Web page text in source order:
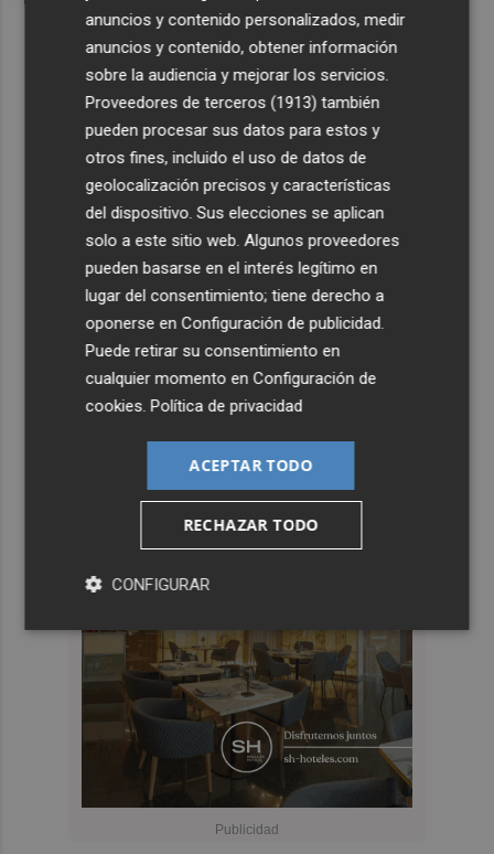
anuncios y contenido personalizados, medir
anuncios y contenido, obtener información
sobre la audiencia y mejorar los servicios.
Proveedores de terceros (1913) también
pueden procesar sus datos para estos y
otros fines, incluido el uso de datos de
geolocalización precisos y características
del dispositivo. Sus elecciones se aplican
solo a este sitio web. Algunos proveedores
pueden basarse en el interés legítimo en
lugar del consentimiento; tiene derecho a
oponerse enConfiguración de publicidad.
Puede retirar su consentimiento en
cualquier momento enConfiguración de
cookies.Política de privacidad
ACEPTAR TODO
RECHAZAR TODO
CONFIGURAR